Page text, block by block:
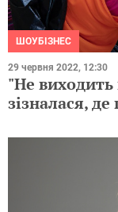
ШОУБІЗНЕС
29 червня 2022, 12:30
"Не виходить
зізналася,